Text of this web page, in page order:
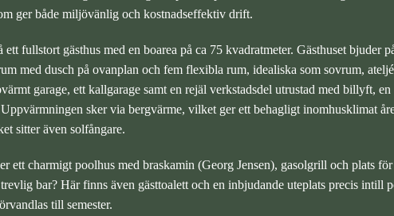
ger både miljövänlig och kostnadseffektiv drift.
ett fullstort gästhus med en boarea på ca 75 kvadratmeter. Gästhuset bjuder
med dusch på ovanplan och fem flexibla rum, idealiska som sovrum,
garage, ett kallgarage samt en rejäl verkstadsdel utrustad med billyft,
sker via bergvärme, vilket ger ett behagligt inomhusklimat
sitter även solfångare.
ett charmigt poolhus med braskamin (Georg Jensen), gasolgrill och plats
bar? Här finns även gästtoalett och en inbjudande uteplats precis intill
till semester.